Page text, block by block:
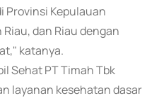
Provinsi Kepulauan
dan Riau dengan
katanya.
Sehat PT Timah Tbk
layanan kesehatan dasar